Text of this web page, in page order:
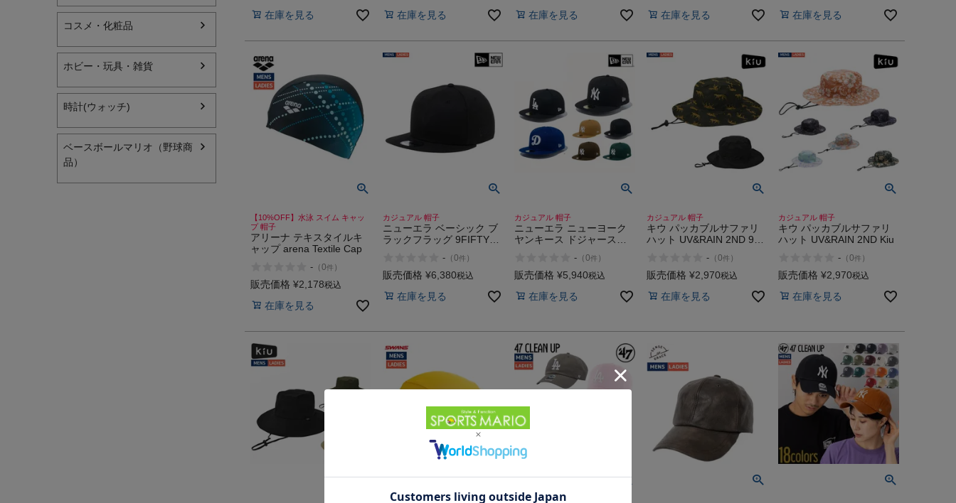
コスメ・化粧品
ホビー・玩具・雑貨
時計(ウォッチ)
ベースボールマリオ（野球商
品）
在庫を見る 在庫を見る 在庫を見る 在庫を見る 在庫を見る
【10%OFF】水泳 スイム キャッ
プ 帽子
アリーナ テキスタイルキ
ャップ arena Textile Cap
- （0件 ）
販売価格 ¥2,178税込
在庫を見る
カジュアル 帽子
ニューエラ ベーシック ブ
ラックフラッグ 9FIFTY
-（0件 ）
販売価格 ¥6,380税込
在庫を見る
カジュアル 帽子
ニューエラ ニューヨーク
ヤンキース ドジャース
Angeles Dodgers ERA
- （0件 ）
販売価格 ¥5,940税込
在庫を見る
カジュアル 帽子
キウ パッカブルサファリ
ハット UV&RAIN 2ND 900
-（0件 ）
販売価格 ¥2,970税込
在庫を見る
カジュアル 帽子
キウ パッカブルサファリ
ハット UV&RAIN 2ND Kiu
- （0件 ）
販売価格 ¥2,970税込
在庫を見る